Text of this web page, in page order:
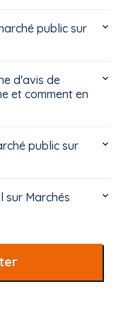
public sur
d'avis de
et comment en
public sur
sur Marchés